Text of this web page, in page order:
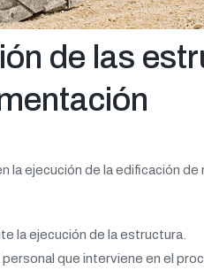
de las
la ejecución de la edificación
la ejecución de la estructura.
que interviene en el